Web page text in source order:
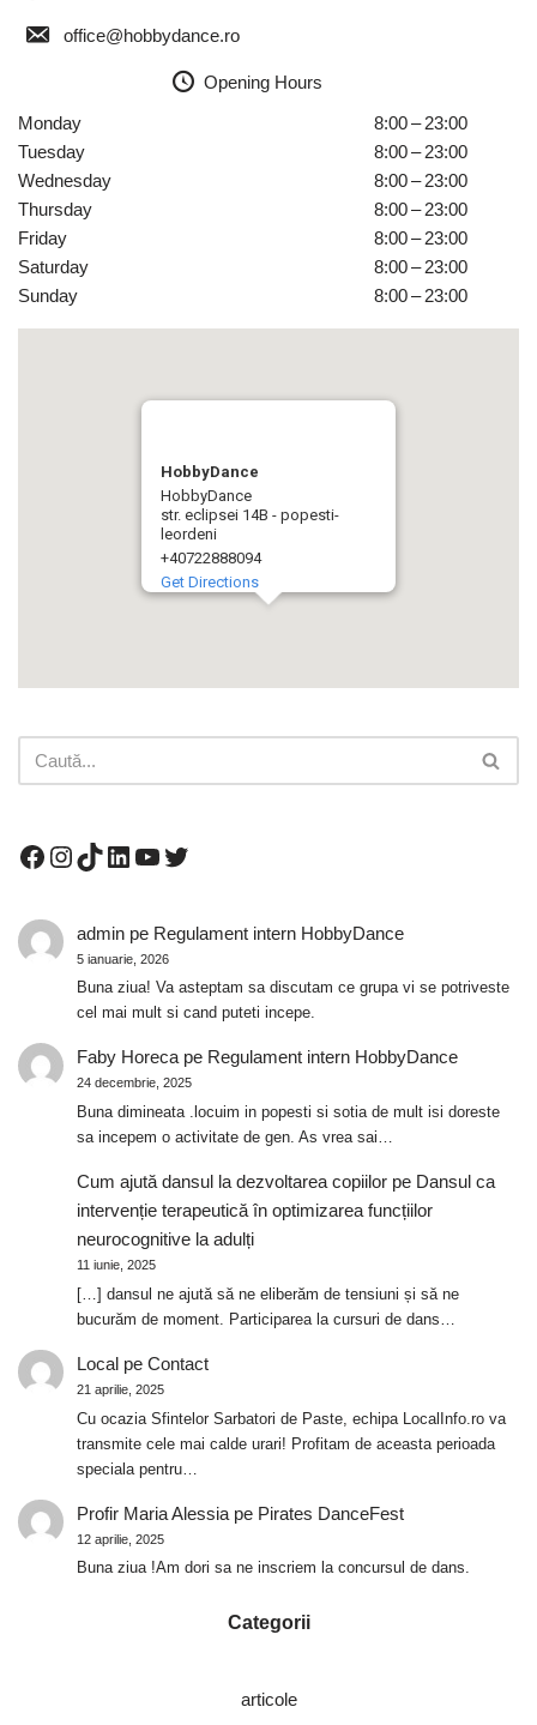
office@hobbydance.ro
Opening Hours
Monday
8:00 – 23:00
Tuesday
8:00 – 23:00
Wednesday
8:00 – 23:00
Thursday
8:00 – 23:00
Friday
8:00 – 23:00
Saturday
8:00 – 23:00
Sunday
8:00 – 23:00
HobbyDance
HobbyDance
str. eclipsei 14B - popesti-
leordeni
+40722888094
Get Directions
adminpe Regulament intern HobbyDance
5 ianuarie, 2026
Buna ziua! Va asteptam sa discutam ce grupa vi se potriveste
cel mai mult si cand puteti incepe.
Faby Horecape Regulament intern HobbyDance
24 decembrie, 2025
Buna dimineata .locuim in popesti si sotia de mult isi doreste
sa incepem o activitate de gen. As vrea sai…
Cum ajută dansul la dezvoltarea copiilorpe Dansul ca
intervenție terapeutică în optimizarea funcțiilor
neurocognitive la adulți
11 iunie, 2025
[…] dansul ne ajută să ne eliberăm de tensiuni și să ne
bucurăm de moment. Participarea la cursuri de dans…
Localpe Contact
21 aprilie, 2025
Cu ocazia Sfintelor Sarbatori de Paste, echipa LocalInfo.ro va
transmite cele mai calde urari! Profitam de aceasta perioada
speciala pentru…
Profir Maria Alessiape Pirates DanceFest
12 aprilie, 2025
Buna ziua !Am dori sa ne inscriem la concursul de dans.
Categorii
articole